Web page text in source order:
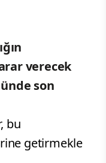
verecek
son
bu
getirmekle